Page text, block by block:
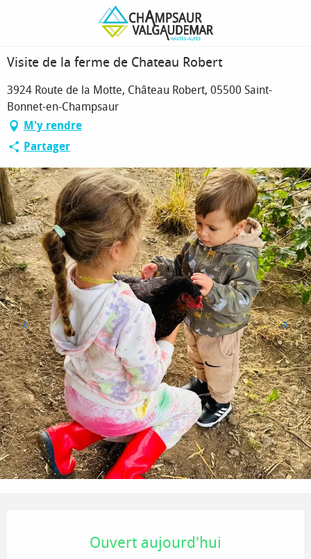
principal
Visite de la ferme de Chateau Robert
Visite de la ferme de Chateau Robert
3924 Route de la Motte, Château Robert, 05500 Saint-
Bonnet-en-Champsaur
M'y rendre
Partager
Ouvert aujourd'hui